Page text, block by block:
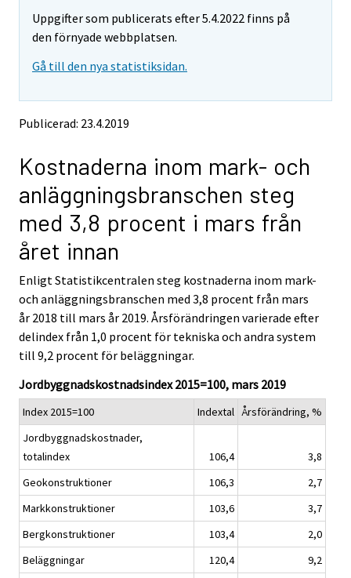
Uppgifter som publicerats efter 5.4.2022 finns på
den förnyade webbplatsen.
Gå till den nya statistiksidan.
Publicerad: 23.4.2019
Kostnaderna inom mark- och
anläggningsbranschen steg
med 3,8 procent i mars från
året innan
Enligt Statistikcentralen steg kostnaderna inom mark-
och anläggningsbranschen med 3,8 procent från mars
år 2018 till mars år 2019. Årsförändringen varierade efter
delindex från 1,0 procent för tekniska och andra system
till 9,2 procent för beläggningar.
Jordbyggnadskostnadsindex 2015=100, mars 2019
Index 2015=100 Indextal Årsförändring, %
Jordbyggnadskostnader,
totalindex
106,4
3,8
Geokonstruktioner
106,3
2,7
Markkonstruktioner
103,6
3,7
Bergkonstruktioner
103,4
2,0
Beläggningar
120,4
9,2